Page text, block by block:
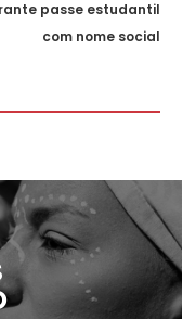
passe estudantil
com nome social